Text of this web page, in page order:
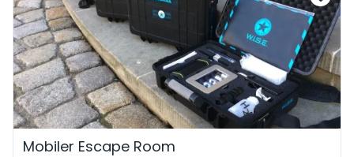
Mobiler Escape Room